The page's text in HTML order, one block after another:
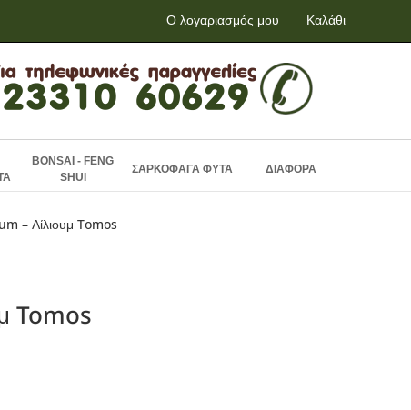
Ο λογαριασμός μου Καλάθι
BONSAI - FENG
SHUI
ΣΑΡΚΟΦΑΓΑ ΦΥΤΑ ΔΙΑΦΟΡΑ
– Λίλιουμ Tomos
Tomos